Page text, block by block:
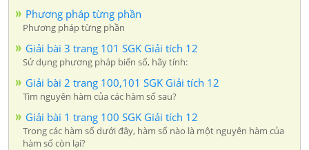
Phương pháp từng phần
Phương pháp từng phần
Giải bài 3 trang 101 SGK Giải tích 12
Sử dụng phương pháp biến số, hãy tính:
Giải bài 2 trang 100,101 SGK Giải tích 12
Tìm nguyên hàm của các hàm số sau?
Giải bài 1 trang 100 SGK Giải tích 12
Trong các hàm số dưới đây, hàm số nào là một nguyên hàm của
hàm số còn lại?